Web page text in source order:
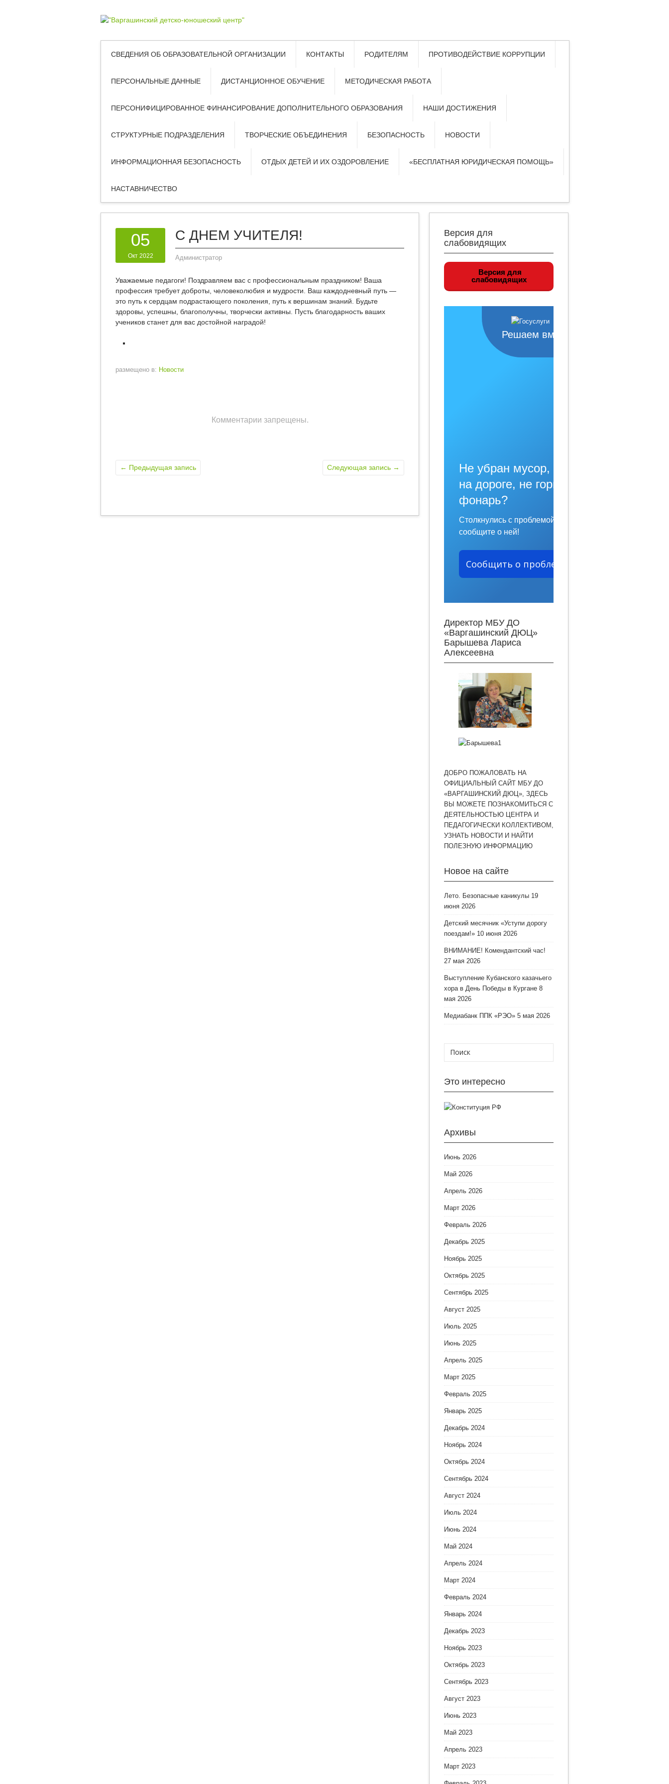
СВЕДЕНИЯ ОБ ОБРАЗОВАТЕЛЬНОЙ ОРГАНИЗАЦИИ КОНТАКТЫ РОДИТЕЛЯМ ПРОТИВОДЕЙСТВИЕ КОРРУПЦИИ
ПЕРСОНАЛЬНЫЕ ДАННЫЕ ДИСТАНЦИОННОЕ ОБУЧЕНИЕ МЕТОДИЧЕСКАЯ РАБОТА
ПЕРСОНИФИЦИРОВАННОЕ ФИНАНСИРОВАНИЕ ДОПОЛНИТЕЛЬНОГО ОБРАЗОВАНИЯ НАШИ ДОСТИЖЕНИЯ
СТРУКТУРНЫЕ ПОДРАЗДЕЛЕНИЯ ТВОРЧЕСКИЕ ОБЪЕДИНЕНИЯ БЕЗОПАСНОСТЬ НОВОСТИ
ИНФОРМАЦИОННАЯ БЕЗОПАСНОСТЬ ОТДЫХ ДЕТЕЙ И ИХ ОЗДОРОВЛЕНИЕ «БЕСПЛАТНАЯ ЮРИДИЧЕСКАЯ ПОМОЩЬ»
НАСТАВНИЧЕСТВО
05
Окт 2022
С ДНЕМ УЧИТЕЛЯ!
Администратор
Уважаемые педагоги! Поздравляем вас с профессиональным праздником! Ваша
профессия требует доброты, человеколюбия и мудрости. Ваш каждодневный путь —
это путь к сердцам подрастающего поколения, путь к вершинам знаний. Будьте
здоровы, успешны, благополучны, творчески активны. Пусть благодарность ваших
учеников станет для вас достойной наградой!
размещено в: Новости
Комментарии запрещены.
← Предыдущая запись Следующая запись →
Версия для
слабовидящих
Версия для
слабовидящих
Решаем вместе
Не убран мусор, яма
на дороге, не горит
фонарь?
Столкнулись с проблемой —
сообщите о ней!
Сообщить о проблеме
Директор МБУ ДО
«Варгашинский ДЮЦ»
Барышева Лариса
Алексеевна
ДОБРО ПОЖАЛОВАТЬ НА
ОФИЦИАЛЬНЫЙ САЙТ МБУ ДО
«ВАРГАШИНСКИЙ ДЮЦ», ЗДЕСЬ
ВЫ МОЖЕТЕ ПОЗНАКОМИТЬСЯ С
ДЕЯТЕЛЬНОСТЬЮ ЦЕНТРА И
ПЕДАГОГИЧЕСКИ КОЛЛЕКТИВОМ,
УЗНАТЬ НОВОСТИ И НАЙТИ
ПОЛЕЗНУЮ ИНФОРМАЦИЮ
Новое на сайте
Лето. Безопасные каникулы 19
июня 2026
Детский месячник «Уступи дорогу
поездам!» 10 июня 2026
ВНИМАНИЕ! Комендантский час!
27 мая 2026
Выступление Кубанского казачьего
хора в День Победы в Кургане 8
мая 2026
Медиабанк ППК «РЭО» 5 мая 2026
Это интересно
Архивы
Июнь 2026
Май 2026
Апрель 2026
Март 2026
Февраль 2026
Декабрь 2025
Ноябрь 2025
Октябрь 2025
Сентябрь 2025
Август 2025
Июль 2025
Июнь 2025
Апрель 2025
Март 2025
Февраль 2025
Январь 2025
Декабрь 2024
Ноябрь 2024
Октябрь 2024
Сентябрь 2024
Август 2024
Июль 2024
Июнь 2024
Май 2024
Апрель 2024
Март 2024
Февраль 2024
Январь 2024
Декабрь 2023
Ноябрь 2023
Октябрь 2023
Сентябрь 2023
Август 2023
Июнь 2023
Май 2023
Апрель 2023
Март 2023